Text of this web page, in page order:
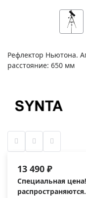
Рефлектор Ньютона.
расстояние: 650 мм
13 490 ₽
Специальная
распространяются.